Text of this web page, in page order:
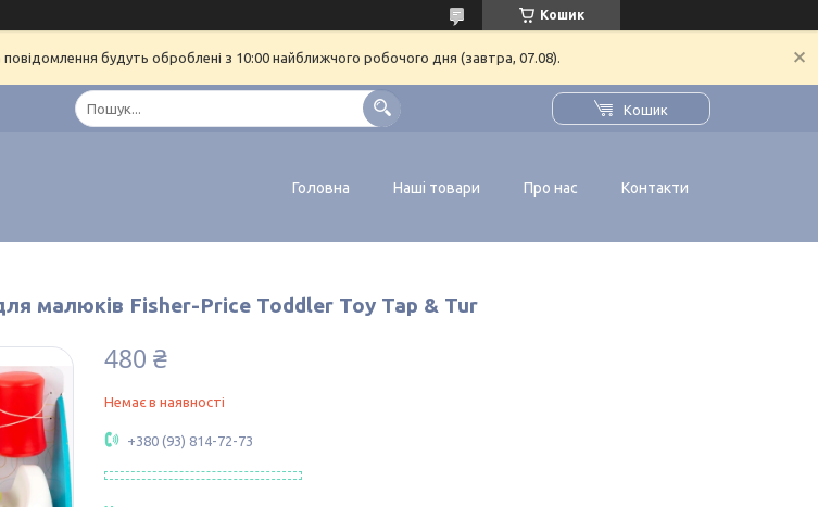
Кошик
будуть оброблені з 10:00 найближчого робочого дня (завтра, 07.08).
Кошик
Головна Наші товари Про нас Контакти
малюків Fisher-Price Toddler Toy Tap & Tur
480 ₴
Немає в наявності
+380 (93) 814-72-73